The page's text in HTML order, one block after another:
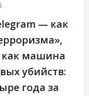
— как
как машина
убийств:
года за